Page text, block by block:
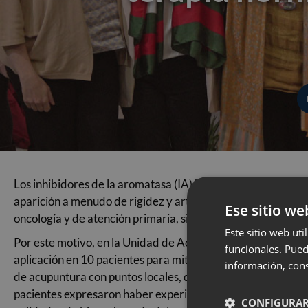
Los inhibidores de la aromatasa (IA) han demostrado su
aparición a menudo de rigidez y artralgias consecutivas
oncología y de atención primaria, sin que por el momento
Por este motivo, en la Unidad de Acupuntura de Mujer
aplicación en 10 pacientes para mitigar su dolor articular
de acupuntura con puntos locales, distales y generales,
pacientes expresaron haber experimentado resultados
Ese sitio
Este sitio web
funcionales.
información,